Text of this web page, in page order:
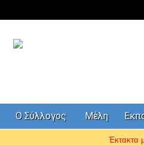
Ο Σύλλογος Μέλη
Έκτακτα